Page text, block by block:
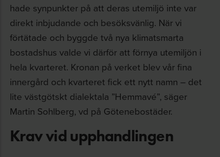
hade synpunkter på att deras utemiljö inte var
direkt inbjudande och besöksvänlig. När vi
förtätade och byggde två nya klimatsmarta
bostadshus valde vi därför att förnya utemiljön i
hela kvarteret. Kronan på verket blev vår fina
innergård och kvarteret fick ett nytt namn – det
lite västgötskt dialektala ”Hemmavé”, säger
Martin Sohlberg, vd på Götenebostäder.
Krav vid upphandlingen